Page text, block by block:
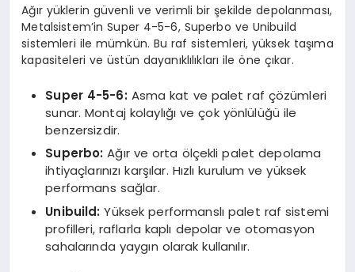
Ağır yüklerin güvenli ve verimli bir şekilde depolanması,
Metalsistem’in Super 4-5-6, Superbo ve Unibuild
sistemleri ile mümkün. Bu raf sistemleri, yüksek taşıma
kapasiteleri ve üstün dayanıklılıkları ile öne çıkar.
Super 4-5-6: Asma kat ve palet raf çözümleri
sunar. Montaj kolaylığı ve çok yönlülüğü ile
benzersizdir.
Superbo: Ağır ve orta ölçekli palet depolama
ihtiyaçlarınızı karşılar. Hızlı kurulum ve yüksek
performans sağlar.
Unibuild: Yüksek performanslı palet raf sistemi
profilleri, raflarla kaplı depolar ve otomasyon
sahalarında yaygın olarak kullanılır.